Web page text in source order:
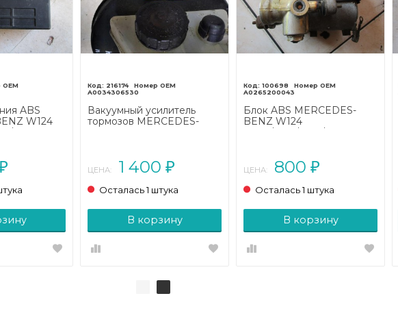
ABS
W124
A124 (1984
216174
A0034306530
Вакуумный усилитель
тормозов MERCEDES-
ЦЕНА: 1 400 ₽
Осталась 1 штука
В корзину
100698
A0265200043
Блок ABS MERCEDES-
BENZ W124
W124/S124/C124/A124 (1984
ЦЕНА: 800 ₽
Осталась 1 штука
В корзину